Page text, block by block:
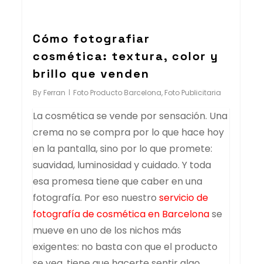
Cómo fotografiar
cosmética: textura, color y
brillo que venden
By Ferran Foto Producto Barcelona, Foto Publicitaria
La cosmética se vende por sensación. Una
crema no se compra por lo que hace hoy
en la pantalla, sino por lo que promete:
suavidad, luminosidad y cuidado. Y toda
esa promesa tiene que caber en una
fotografía. Por eso nuestroservicio de
fotografía de cosmética en Barcelonase
mueve en uno de los nichos más
exigentes: no basta con que el producto